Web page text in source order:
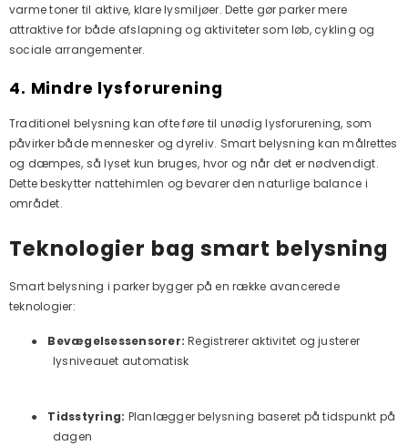
varme toner til aktive, klare lysmiljøer. Dette gør parker mere
attraktive for både afslapning og aktiviteter som løb, cykling og
sociale arrangementer.
4. Mindre lysforurening
Traditionel belysning kan ofte føre til unødig lysforurening, som
påvirker både mennesker og dyreliv. Smart belysning kan målrettes
og dæmpes, så lyset kun bruges, hvor og når det er nødvendigt.
Dette beskytter nattehimlen og bevarer den naturlige balance i
området.
Teknologier bag smart belysning
Smart belysning i parker bygger på en række avancerede
teknologier:
● Bevægelsessensorer: Registrerer aktivitet og justerer
lysniveauet automatisk
● Tidsstyring: Planlægger belysning baseret på tidspunkt på
dagen